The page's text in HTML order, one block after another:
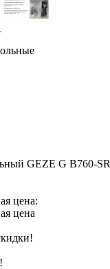
GEZE G B760-SR
цена:
цена